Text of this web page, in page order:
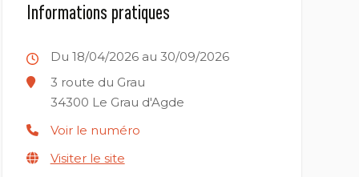
Informations pratiques
Du 18/04/2026 au 30/09/2026
3 route du Grau
34300 Le Grau d'Agde
Voir le numéro
Visiter le site